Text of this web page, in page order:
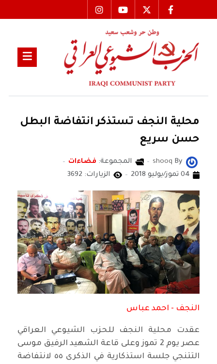
محلية النجف تستذكر انتفاضة البطل
حسن سريع
By
shooq المجموعة: فضاءات
04 تموز/يوليو 2018
الزيارات: 3692
النجف - احمد عباس
عقدت محلية النجف للحزب الشيوعي العراقي
عصر يوم 2 تموز وعلى قاعة الشهيد الرفيق موسى
التتنجي جلسة استذكارية في الذكرى ٥٥ لانتفاضة